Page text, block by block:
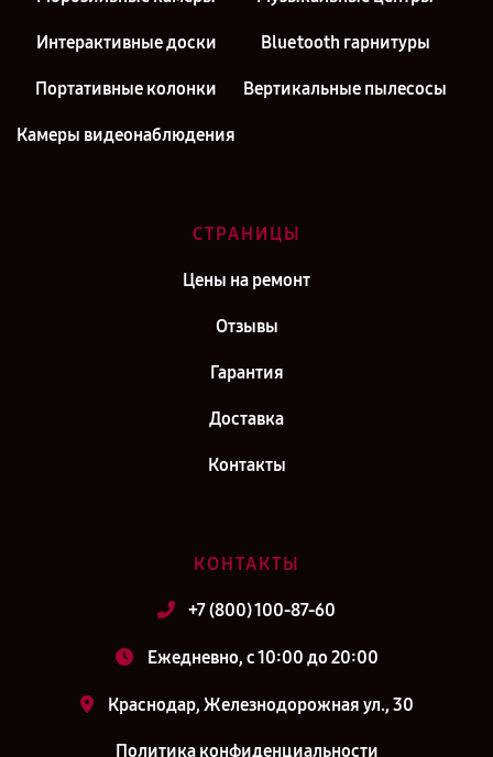
Интерактивные доски Bluetooth гарнитуры
Портативные колонки Вертикальные пылесосы
Камеры видеонаблюдения
СТРАНИЦЫ
Цены на ремонт
Отзывы
Гарантия
Доставка
Контакты
КОНТАКТЫ
+7 (800) 100-87-60
Ежедневно, с 10:00 до 20:00
Краснодар, Железнодорожная ул., 30
Политика конфиденциальности